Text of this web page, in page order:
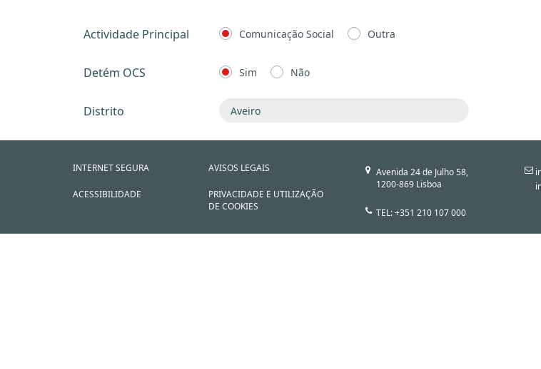
Actividade Principal Comunicação Social Outra
Detém OCS Sim Não
Distrito
INTERNET SEGURA
ACESSIBILIDADE
AVISOS LEGAIS
PRIVACIDADE E UTILIZAÇÃO
DE COOKIES
Avenida 24 de Julho 58,
1200-869 Lisboa
TEL: +351 210 107 000